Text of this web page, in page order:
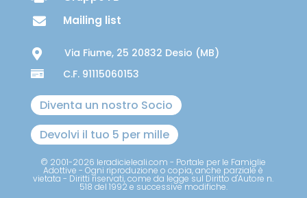
 Mailing list
 Via Fiume, 25 20832 Desio (MB)
 C.F. 91115060153
Diventa un nostro Socio
Devolvi il tuo 5 per mille
© 2001-2026 leradicieleali.com - Portale per le Famiglie
Adottive - Ogni riproduzione o copia, anche parziale è
vietata - Diritti riservati, come da legge sul Diritto d'Autore n.
518 del 1992 e successive modifiche.